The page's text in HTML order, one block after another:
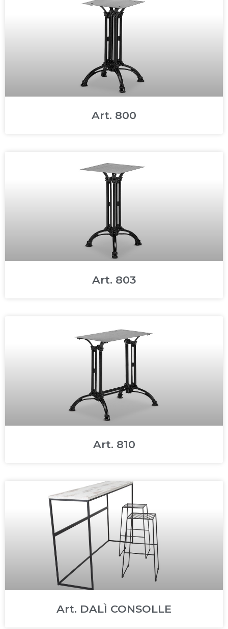
Art. 800
Art. 803
Art. 810
Art. DALÌ CONSOLLE